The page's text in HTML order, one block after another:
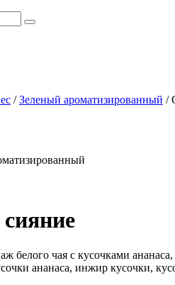
/Зеленый ароматизированный /
белого чая с кусочками
ананаса, инжир кусочки,